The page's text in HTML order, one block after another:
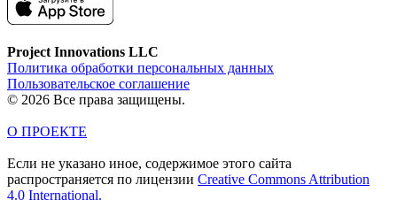
Project Innovations LLC
Политика обработки персональных данных
Пользовательское соглашение
© 2026 Все права защищены.
О ПРОЕКТЕ
Если не указано иное, содержимое этого сайта
распространяется по лицензии Creative Commons Attribution
4.0 International.